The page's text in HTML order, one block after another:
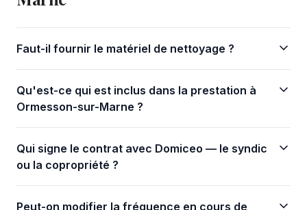
Faut-il fournir le matériel de nettoyage ?
Qu'est-ce qui est inclus dans la prestation à
Ormesson-sur-Marne ?
Qui signe le contrat avec Domiceo — le syndic
ou la copropriété ?
Peut-on modifier la fréquence en cours de